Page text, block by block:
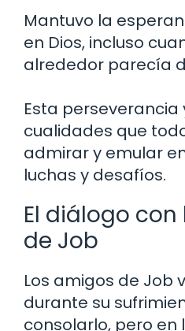
Mantuvo la
en Dios, incluso
alrededor parecía
Esta perseverancia
cualidades que
admirar y emular
luchas y desafíos.
El diálogo
de Job
Los amigos de Job
durante su
consolarlo, pero